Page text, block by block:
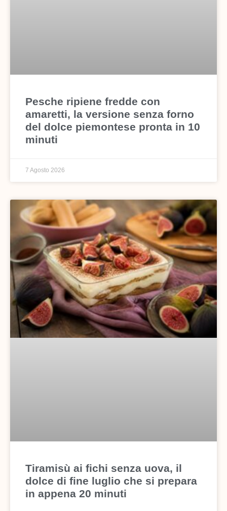
Pesche ripiene fredde con
amaretti, la versione senza forno
del dolce piemontese pronta in 10
minuti
7 Agosto 2026
Tiramisù ai fichi senza uova, il
dolce di fine luglio che si prepara
in appena 20 minuti